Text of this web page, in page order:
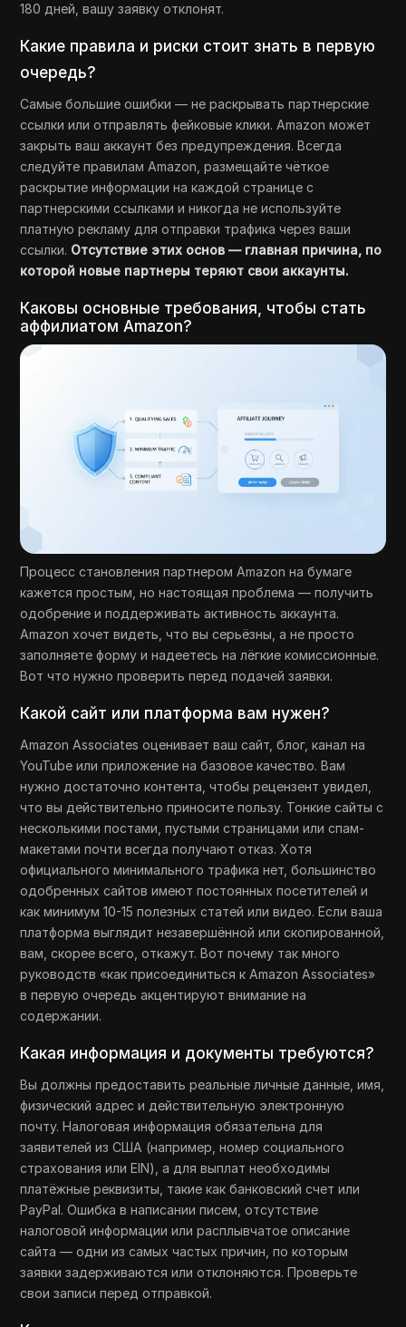
180 дней, вашу заявку отклонят.
Какие правила и риски стоит знать в первую
очередь?
Самые большие ошибки — не раскрывать партнерские
ссылки или отправлять фейковые клики. Amazon может
закрыть ваш аккаунт без предупреждения. Всегда
следуйте правилам Amazon, размещайте чёткое
раскрытие информации на каждой странице с
партнерскими ссылками и никогда не используйте
платную рекламу для отправки трафика через ваши
ссылки. Отсутствие этих основ — главная причина, по
которой новые партнеры теряют свои аккаунты.
Каковы основные требования, чтобы стать
аффилиатом Amazon?
Процесс становления партнером Amazon на бумаге
кажется простым, но настоящая проблема — получить
одобрение и поддерживать активность аккаунта.
Amazon хочет видеть, что вы серьёзны, а не просто
заполняете форму и надеетесь на лёгкие комиссионные.
Вот что нужно проверить перед подачей заявки.
Какой сайт или платформа вам нужен?
Amazon Associates оценивает ваш сайт, блог, канал на
YouTube или приложение на базовое качество. Вам
нужно достаточно контента, чтобы рецензент увидел,
что вы действительно приносите пользу. Тонкие сайты с
несколькими постами, пустыми страницами или спам-
макетами почти всегда получают отказ. Хотя
официального минимального трафика нет, большинство
одобренных сайтов имеют постоянных посетителей и
как минимум 10-15 полезных статей или видео. Если ваша
платформа выглядит незавершённой или скопированной,
вам, скорее всего, откажут. Вот почему так много
руководств «как присоединиться к Amazon Associates»
в первую очередь акцентируют внимание на
содержании.
Какая информация и документы требуются?
Вы должны предоставить реальные личные данные, имя,
физический адрес и действительную электронную
почту. Налоговая информация обязательна для
заявителей из США (например, номер социального
страхования или EIN), а для выплат необходимы
платёжные реквизиты, такие как банковский счет или
PayPal. Ошибка в написании писем, отсутствие
налоговой информации или расплывчатое описание
сайта — одни из самых частых причин, по которым
заявки задерживаются или отклоняются. Проверьте
свои записи перед отправкой.